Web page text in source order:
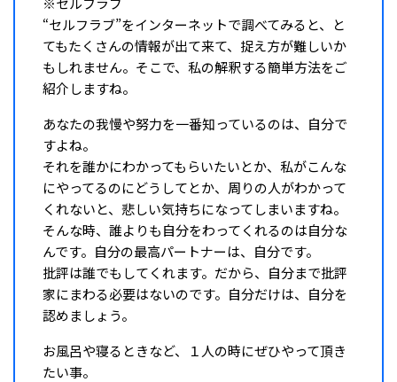
“セルフラブ”をインターネットで調べてみると、と
てもたくさんの情報が出て来て、捉え方が難しいか
もしれません。そこで、私の解釈する簡単方法をご
紹介しますね。
あなたの我慢や努力を一番知っているのは、自分で
すよね。
それを誰かにわかってもらいたいとか、私がこんな
にやってるのにどうしてとか、周りの人がわかって
くれないと、悲しい気持ちになってしまいますね。
そんな時、誰よりも自分をわってくれるのは自分な
んです。自分の最高パートナーは、自分です。
批評は誰でもしてくれます。だから、自分まで批評
家にまわる必要はないのです。自分だけは、自分を
認めましょう。
お風呂や寝るときなど、１人の時にぜひやって頂き
たい事。